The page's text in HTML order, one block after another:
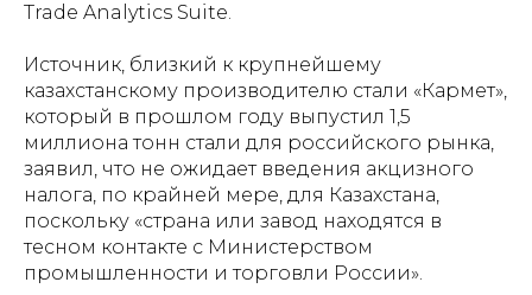
Trade Analytics Suite.
Источник, близкий к крупнейшему
казахстанскому производителю стали «Кармет»,
который в прошлом году выпустил 1,5
миллиона тонн стали для российского рынка,
заявил, что не ожидает введения акцизного
налога, по крайней мере, для Казахстана,
поскольку «страна или завод находятся в
тесном контакте с Министерством
промышленности и торговли России».